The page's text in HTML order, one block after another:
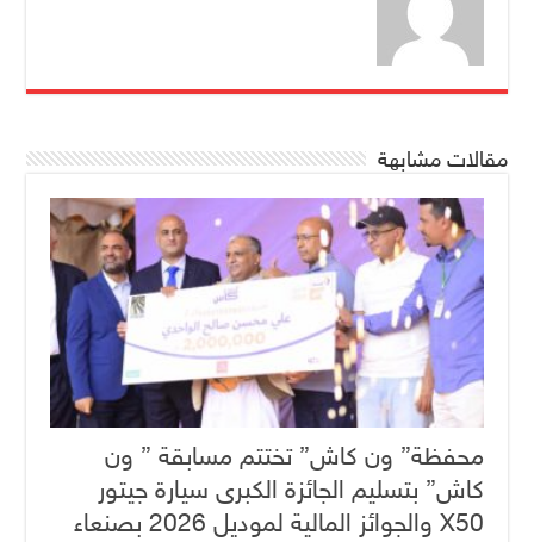
مقالات مشابهة
محفظة” ون كاش” تختتم مسابقة ” ون
كاش” بتسليم الجائزة الكبرى سيارة جيتور
X50 والجوائز المالية لموديل 2026 بصنعاء